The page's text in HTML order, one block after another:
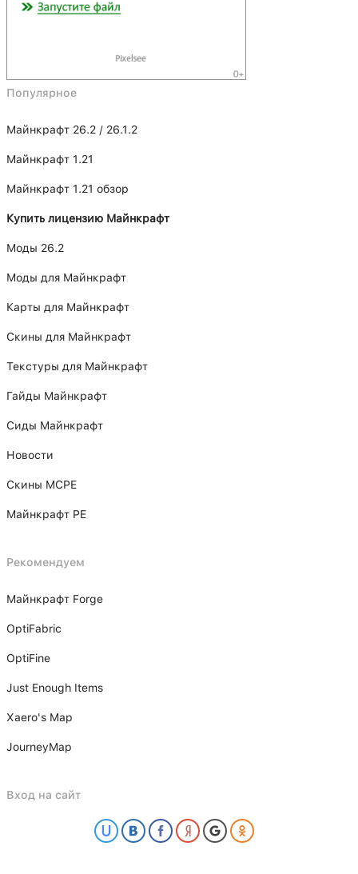
Популярное
Майнкрафт 26.2 / 26.1.2
Майнкрафт 1.21
Майнкрафт 1.21 обзор
Купить лицензию Майнкрафт
Моды 26.2
Моды для Майнкрафт
Карты для Майнкрафт
Скины для Майнкрафт
Текстуры для Майнкрафт
Гайды Майнкрафт
Сиды Майнкрафт
Новости
Скины MCPE
Майнкрафт PE
Рекомендуем
Майнкрафт Forge
OptiFabric
OptiFine
Just Enough Items
Xаero's Mаp
JourneyMap
Вход на сайт